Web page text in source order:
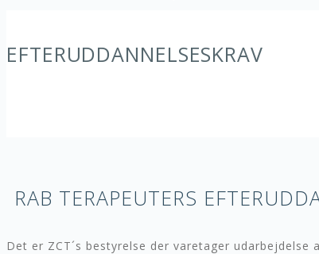
EFTERUDDANNELSESKRAV
RAB TERAPEUTERS
Det er ZCT´s bestyrelse der varetager